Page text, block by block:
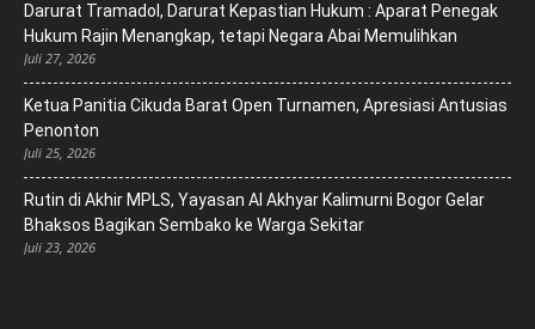
Darurat Tramadol, Darurat Kepastian Hukum : Aparat Penegak
Hukum Rajin Menangkap, tetapi Negara Abai Memulihkan
Juli 27, 2026
Ketua Panitia Cikuda Barat Open Turnamen, Apresiasi Antusias
Penonton
Juli 25, 2026
Rutin di Akhir MPLS, Yayasan Al Akhyar Kalimurni Bogor Gelar
Bhaksos Bagikan Sembako ke Warga Sekitar
Juli 23, 2026